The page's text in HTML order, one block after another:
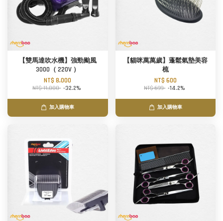
【雙馬達吹水機】強勁颱風
3000（ 220V ）
NT$ 8,000
NT$ 11,800 -32.2%
加入購物車
【貓咪萬萬歲】蓬鬆氣墊美容
梳
NT$ 600
NT$ 699 -14.2%
加入購物車